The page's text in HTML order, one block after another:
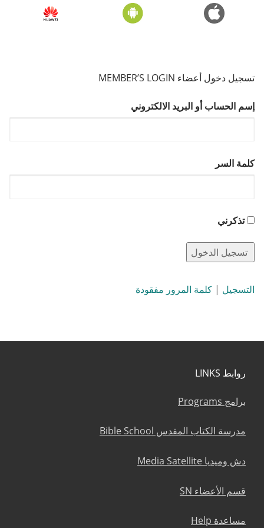
تسجيل دخول أعضاء MEMBER’S LOGIN
إسم الحساب أو البريد الالكتروني
كلمة السر
تذكرني
التسجيل | كلمة المرور مفقودة
روابط LINKS
برامج Programs
مدرسة الكتاب المقدس Bible School
دش وميديا Media Satellite
قسم الأعضاء SN
مساعدة Help